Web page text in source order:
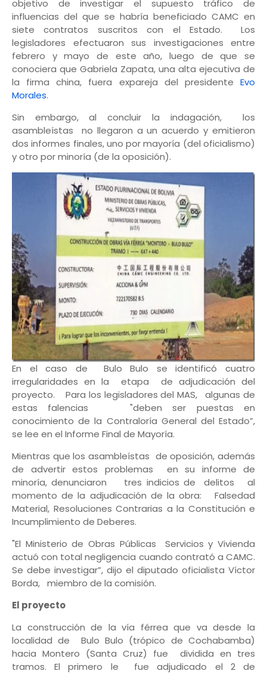
objetivo de investigar el supuesto tráfico de
influencias del que se habría beneficiado CAMC en
siete contratos suscritos con el Estado. Los
legisladores efectuaron sus investigaciones entre
febrero y mayo de este año, luego de que se
conociera que Gabriela Zapata, una alta ejecutiva de
la firma china, fuera expareja del presidente Evo
Morales.
Sin embargo, al concluir la indagación, los
asambleístas no llegaron a un acuerdo y emitieron
dos informes finales, uno por mayoría (del oficialismo)
y otro por minoría (de la oposición).
En el caso de Bulo Bulo se identificó cuatro
irregularidades en la etapa de adjudicación del
proyecto. Para los legisladores del MAS, algunas de
estas falencias "deben ser puestas en
conocimiento de la Contraloría General del Estado”,
se lee en el Informe Final de Mayoría.
Mientras que los asambleístas de oposición, además
de advertir estos problemas en su informe de
minoría, denunciaron tres indicios de delitos al
momento de la adjudicación de la obra: Falsedad
Material, Resoluciones Contrarias a la Constitución e
Incumplimiento de Deberes.
"El Ministerio de Obras Públicas Servicios y Vivienda
actuó con total negligencia cuando contrató a CAMC.
Se debe investigar”, dijo el diputado oficialista Víctor
Borda, miembro de la comisión.
El proyecto
La construcción de la vía férrea que va desde la
localidad de Bulo Bulo (trópico de Cochabamba)
hacia Montero (Santa Cruz) fue dividida en tres
tramos. El primero le fue adjudicado el 2 de